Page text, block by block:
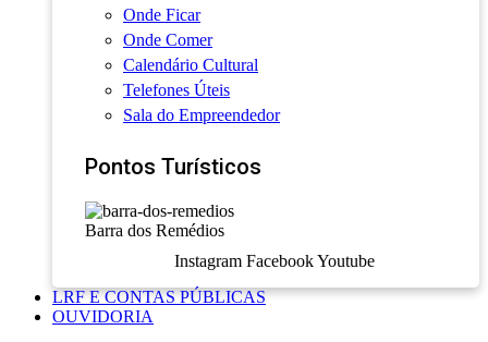
Onde Ficar
Onde Comer
Calendário Cultural
Telefones Úteis
Sala do Empreendedor
Pontos Turísticos
Barra dos Remédios
Instagram Facebook Youtube
LRF E CONTAS PÚBLICAS
OUVIDORIA